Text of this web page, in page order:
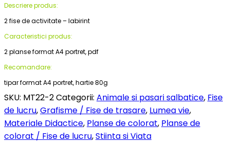
Descriere produs:
2 fise de activitate – labirint
Caracteristici produs:
2 planse format A4 portret, pdf
Recomandare:
tipar format A4 portret, hartie 80g
SKU: MT22-2Categorii: Animale si pasari salbatice, Fise
de lucru,Grafisme / Fise de trasare, Lumea vie,
Materiale Didactice, Planse de colorat, Planse de
colorat / Fise de lucru,Stiinta si Viata